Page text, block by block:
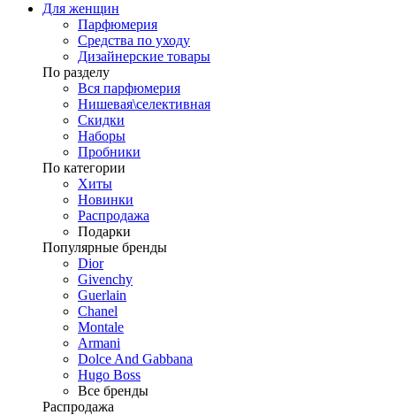
Для женщин
Парфюмерия
Средства по уходу
Дизайнерские товары
По разделу
Вся парфюмерия
Нишевая\селективная
Скидки
Наборы
Пробники
По категории
Хиты
Новинки
Распродажа
Подарки
Популярные бренды
Dior
Givenchy
Guerlain
Chanel
Montale
Armani
Dolce And Gabbana
Hugo Boss
Все бренды
Распродажа